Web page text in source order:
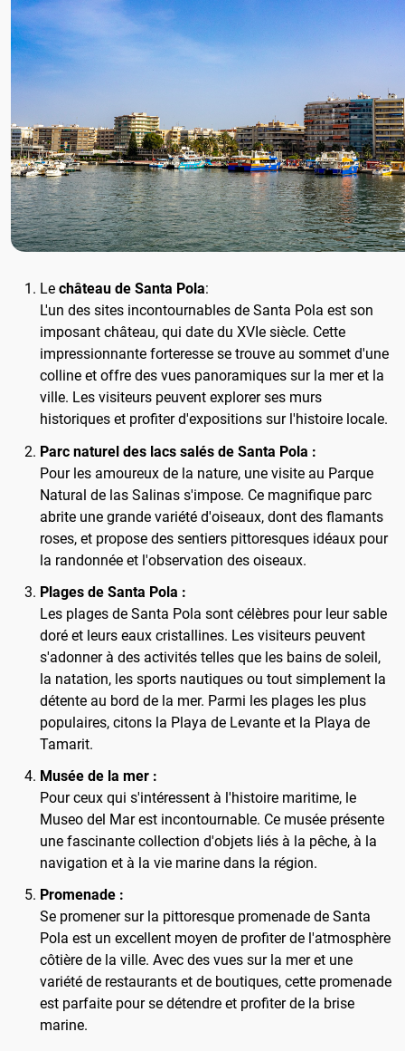
Le château de Santa Pola:
L'un des sites incontournables de Santa Pola est son
imposant château, qui date du XVIe siècle. Cette
impressionnante forteresse se trouve au sommet d'une
colline et offre des vues panoramiques sur la mer et la
ville. Les visiteurs peuvent explorer ses murs
historiques et profiter d'expositions sur l'histoire locale.
Parc naturel des lacs salés de Santa Pola :
Pour les amoureux de la nature, une visite au Parque
Natural de las Salinas s'impose. Ce magnifique parc
abrite une grande variété d'oiseaux, dont des flamants
roses, et propose des sentiers pittoresques idéaux pour
la randonnée et l'observation des oiseaux.
Plages de Santa Pola :
Les plages de Santa Pola sont célèbres pour leur sable
doré et leurs eaux cristallines. Les visiteurs peuvent
s'adonner à des activités telles que les bains de soleil,
la natation, les sports nautiques ou tout simplement la
détente au bord de la mer. Parmi les plages les plus
populaires, citons la Playa de Levante et la Playa de
Tamarit.
Musée de la mer :
Pour ceux qui s'intéressent à l'histoire maritime, le
Museo del Mar est incontournable. Ce musée présente
une fascinante collection d'objets liés à la pêche, à la
navigation et à la vie marine dans la région.
Promenade :
Se promener sur la pittoresque promenade de Santa
Pola est un excellent moyen de profiter de l'atmosphère
côtière de la ville. Avec des vues sur la mer et une
variété de restaurants et de boutiques, cette promenade
est parfaite pour se détendre et profiter de la brise
marine.